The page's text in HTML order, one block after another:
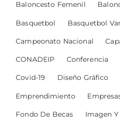
Baloncesto Femenil
Basquetbol Basquetbol
Campeonato Nacional
CONADEIP Conferencia
Covid-19 Diseño Gráfico
Emprendimiento
Fondo De Becas Imagen